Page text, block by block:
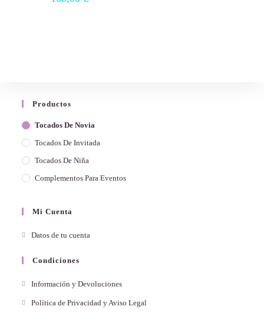
Productos
Tocados De Novia
Tocados De Invitada
Tocados De Niña
Complementos Para Eventos
Mi Cuenta
Datos de tu cuenta
Condiciones
Información y Devoluciones
Política de Privacidad y Aviso Legal